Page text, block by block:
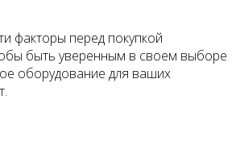
факторы перед покупкой
быть уверенным в своем выборе
оборудование для ваших